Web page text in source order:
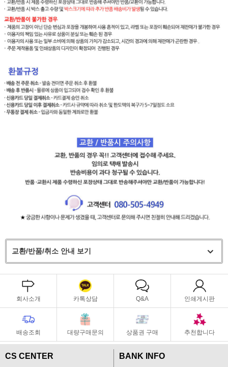
교환/반품/취소 안내 보기
회사소개 카톡상담 Q&A 인쇄게시판
배송조회 대량구매문의 상품권 구매 추천합니다
CS CENTER BANK INFO